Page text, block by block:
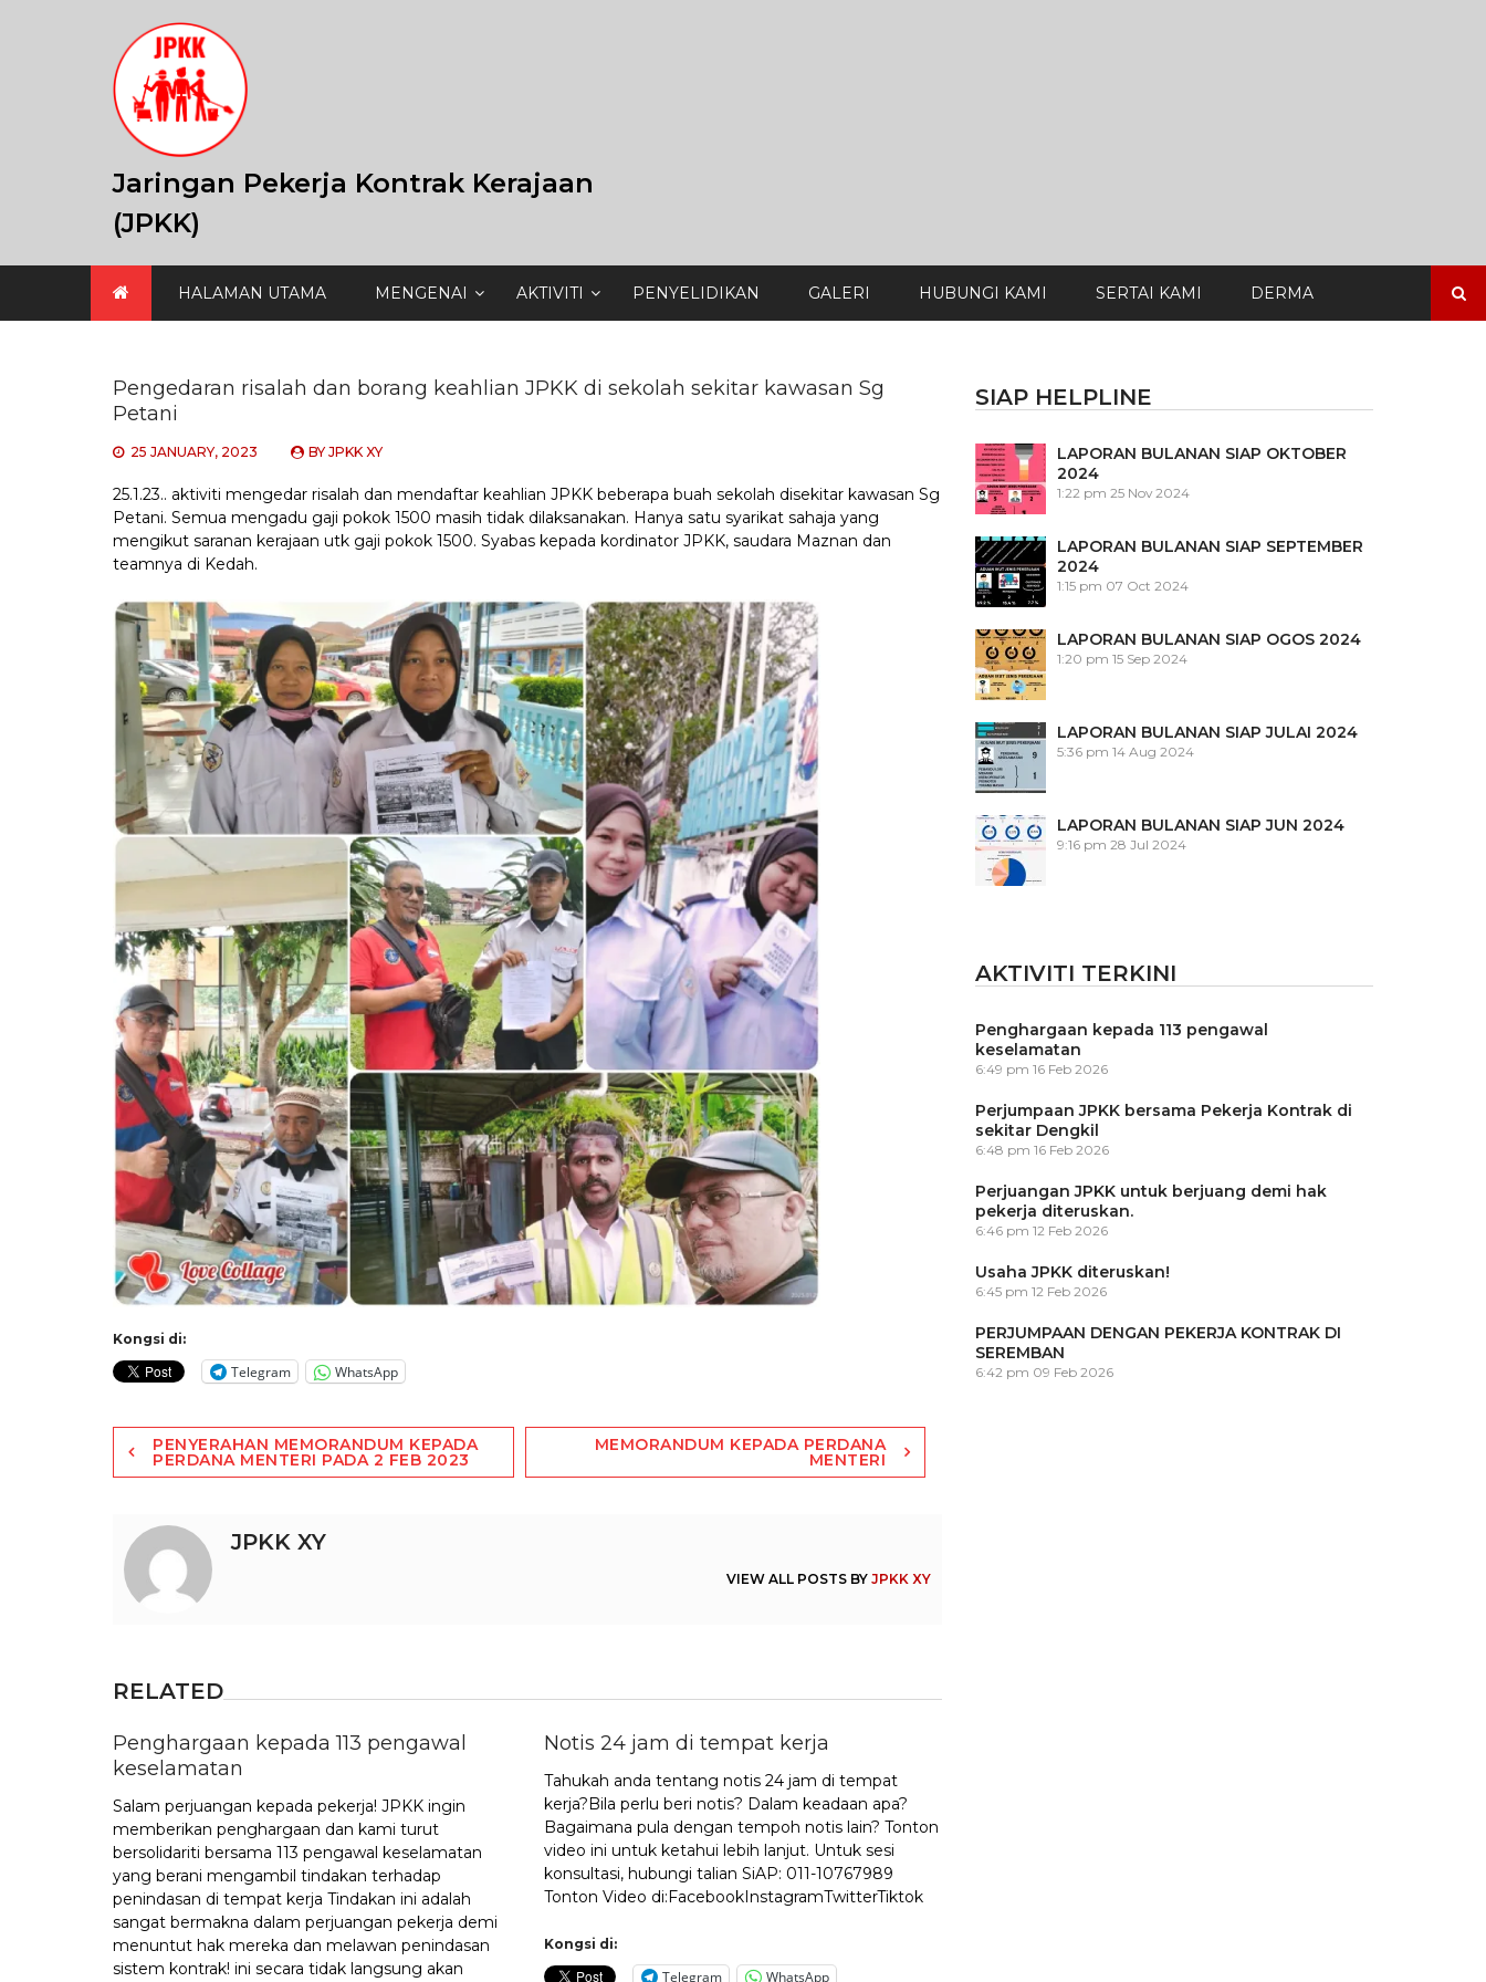
Jaringan Pekerja Kontrak Kerajaan
(JPKK)
HALAMAN UTAMA MENGENAI AKTIVITI PENYELIDIKAN GALERI HUBUNGI KAMI SERTAI KAMI DERMA
for:
Pengedaran risalah dan borang keahlian JPKK di sekolah sekitar kawasan Sg
Petani
25 JANUARY, 2023 BYJPKK XY
25.1.23.. aktiviti mengedar risalah dan mendaftar keahlian JPKK beberapa buah sekolah disekitar kawasan Sg
Petani. Semua mengadu gaji pokok 1500 masih tidak dilaksanakan. Hanya satu syarikat sahaja yang
mengikut saranan kerajaan utk gaji pokok 1500. Syabas kepada kordinator JPKK, saudara Maznan dan
teamnya di Kedah.
Kongsi di:
Telegram WhatsApp
Post
navigation
PENYERAHAN MEMORANDUM KEPADA
PERDANA MENTERI PADA 2 FEB 2023
MEMORANDUM KEPADA PERDANA
MENTERI
JPKK XY
VIEW ALL POSTS BYJPKK XY
RELATED
Penghargaan kepada 113 pengawal
keselamatan
Salam perjuangan kepada pekerja! JPKK ingin
memberikan penghargaan dan kami turut
bersolidariti bersama 113 pengawal keselamatan
yang berani mengambil tindakan terhadap
penindasan di tempat kerja Tindakan ini adalah
sangat bermakna dalam perjuangan pekerja demi
menuntut hak mereka dan melawan penindasan
sistem kontrak! ini secara tidak langsung akan
Notis 24 jam di tempat kerja
Tahukah anda tentang notis 24 jam di tempat
kerja?Bila perlu beri notis? Dalam keadaan apa?
Bagaimana pula dengan tempoh notis lain? Tonton
video ini untuk ketahui lebih lanjut. Untuk sesi
konsultasi, hubungi talian SiAP: 011-10767989
Tonton Video di:FacebookInstagramTwitterTiktok
Kongsi di:
Telegram WhatsApp
SIAP HELPLINE
LAPORAN BULANAN SIAP OKTOBER
2024
1:22 pm 25 Nov 2024
LAPORAN BULANAN SIAP SEPTEMBER
2024
1:15 pm 07 Oct 2024
LAPORAN BULANAN SIAP OGOS 2024
1:20 pm 15 Sep 2024
LAPORAN BULANAN SIAP JULAI 2024
5:36 pm 14 Aug 2024
LAPORAN BULANAN SIAP JUN 2024
9:16 pm 28 Jul 2024
AKTIVITI TERKINI
Penghargaan kepada 113 pengawal
keselamatan
6:49 pm 16 Feb 2026
Perjumpaan JPKK bersama Pekerja Kontrak di
sekitar Dengkil
6:48 pm 16 Feb 2026
Perjuangan JPKK untuk berjuang demi hak
pekerja diteruskan.
6:46 pm 12 Feb 2026
Usaha JPKK diteruskan!
6:45 pm 12 Feb 2026
PERJUMPAAN DENGAN PEKERJA KONTRAK DI
SEREMBAN
6:42 pm 09 Feb 2026